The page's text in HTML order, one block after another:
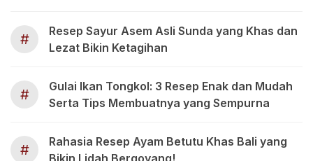
#
Resep Sayur Asem Asli Sunda yang Khas dan
Lezat Bikin Ketagihan
#
Gulai Ikan Tongkol: 3 Resep Enak dan Mudah
Serta Tips Membuatnya yang Sempurna
#
Rahasia Resep Ayam Betutu Khas Bali yang
Bikin Lidah Bergoyang!